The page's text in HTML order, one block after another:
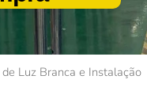
Luz Branca e Instalação